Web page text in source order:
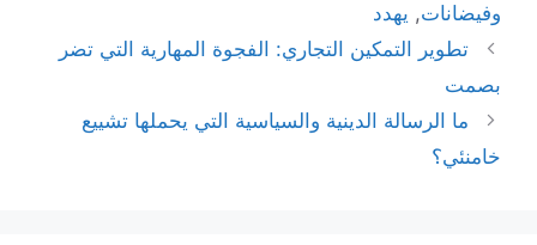
وفيضانات, يهدد
تطوير التمكين التجاري: الفجوة المهارية التي تضر
بصمت
ما الرسالة الدينية والسياسية التي يحملها تشييع
خامنئي؟